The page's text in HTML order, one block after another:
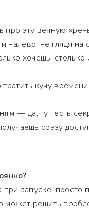
про эту вечную
налево, не глядя на
хочешь, столько
кучу
— да, тут есть
сразу
запуске, просто
может решить